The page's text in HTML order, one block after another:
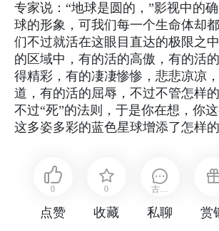
专家说：“地球是圆的，”影视中的
球的形象，可我们每一个生命体却
们不过就活在这眼目直达的极限之
的区域中，有的活的高傲，有的活
得精彩，有的凄凄惨惨，悲悲凉凉
道，有的活的屈辱，不过不管怎样
不过“死”的法则，于是你在想，你
这多姿多彩的蓝色星球增添了怎样
0
点赞
0
收藏
古月
私聊 赏